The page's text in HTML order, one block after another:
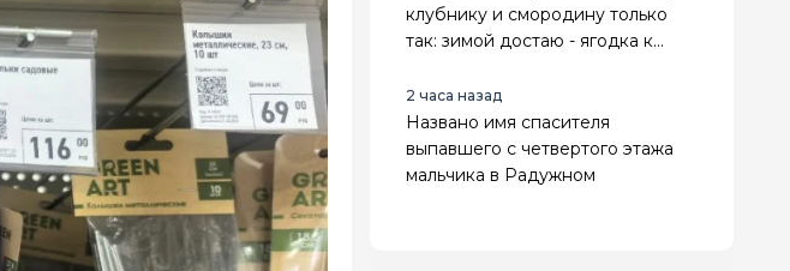
клубнику и смородину только
так: зимой достаю - ягодка к
2 часа назад
Названо имя спасителя
выпавшего с четвертого этажа
мальчика в Радужном